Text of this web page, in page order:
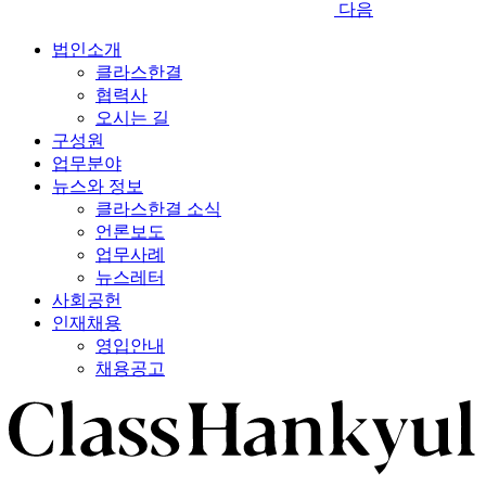
다음
법인소개
클라스한결
협력사
오시는 길
구성원
업무분야
뉴스와 정보
클라스한결 소식
언론보도
업무사례
뉴스레터
사회공헌
인재채용
영입안내
채용공고